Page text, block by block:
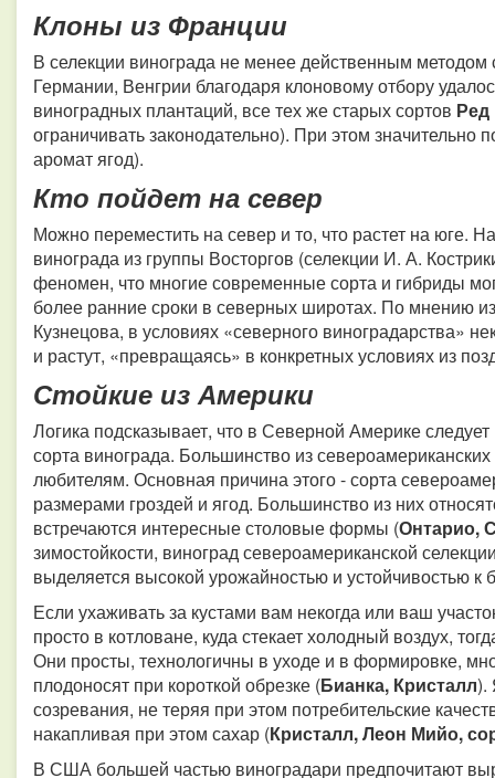
Клоны из Франции
В селекции винограда не менее действенным
Германии, Венгрии благодаря клоновому отбору
виноградных плантаций, все тех же старых сортов Ред
ограничивать законодательно). При этом значительно
аромат ягод).
Кто пойдет на север
Можно переместить на север и то, что растет на юге.
винограда из группы Восторгов (селекции И. А.
феномен, что многие современные сорта и гибриды
более ранние сроки в северных широтах. По мнению
Кузнецова, в условиях «северного виноградарства»
и растут, «превращаясь» в конкретных условиях из
Стойкие из Америки
Логика подсказывает, что в Северной Америке
сорта винограда. Большинство из
любителям. Основная причина этого - сорта
размерами гроздей и ягод. Большинство из них
встречаются интересные столовые формы (Онтарио,
зимостойкости, виноград североамериканской
выделяется высокой урожайностью и устойчивостью к
Если ухаживать за кустами вам некогда или ваш
просто в котловане, куда стекает холодный воздух,
Они просты, технологичны в уходе и в формировке,
плодоносят при короткой обрезке (Бианка, Кристалл).
созревания, не теряя при этом потребительские
накапливая при этом сахар (Кристалл, Леон Мийо,
В США большей частью виноградари предпочитают